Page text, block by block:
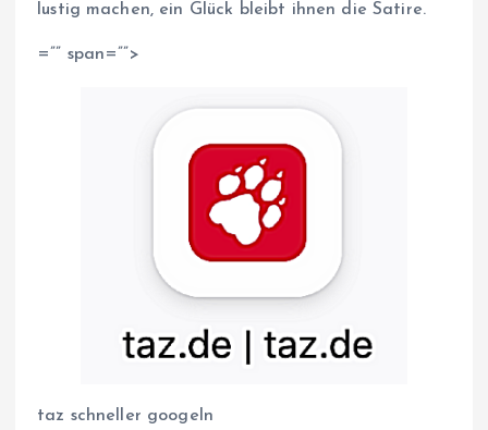
lustig machen, ein Glück bleibt ihnen die Satire.
=”” span=””>
taz schneller googeln